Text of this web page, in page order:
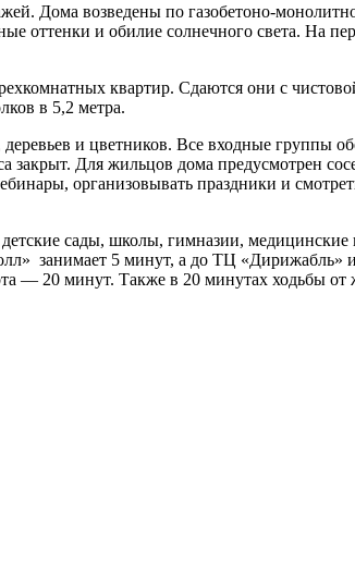
Дома возведены по газобетоно-
оттенки и обилие солнечного света. На
квартир. Сдаются они с
в 5,2 метра.
и цветников. Все входные группы
Для жильцов дома предусмотрен
организовывать праздники и
сады, школы, гимназии,
занимает 5 минут, а до ТЦ
— 20 минут. Также в 20 минутах ходьбы от